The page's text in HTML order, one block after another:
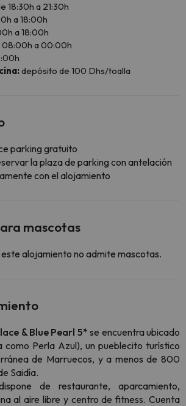
18:30h a 21:30h
a 18:00h
a 18:00h
08:00h a 00:00h
depósito de 100 Dhs/toalla
parking gratuito
la plaza de parking con antelación
con el alojamiento
mascotas
alojamiento no admite mascotas.
& Blue Pearl 5* se encuentra ubicado
como Perla Azul), un pueblecito turístico
de Marruecos, y a menos de 800
Saidía.
de restaurante, aparcamiento,
al aire libre y centro de fitness. Cuenta